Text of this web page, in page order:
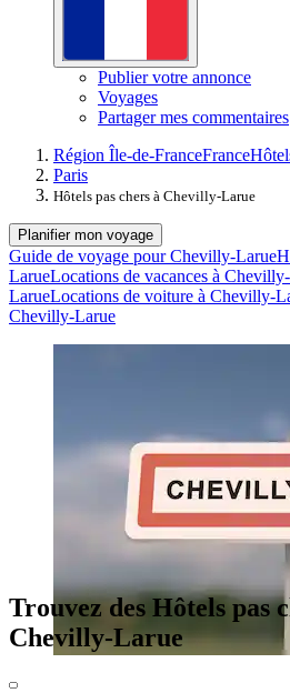
Publier votre annonce
Voyages
Partager mes commentaires
Région Île-de-FranceFrance
Paris
Hôtels pas chers à Chevilly-Larue
Planifier mon voyage
Guide de voyage pour Chevilly-Larue
LarueLocations de vacances à
LarueLocations de voiture à Chevilly-
Chevilly-Larue
Trouvez des Hôtels pas
Chevilly-Larue